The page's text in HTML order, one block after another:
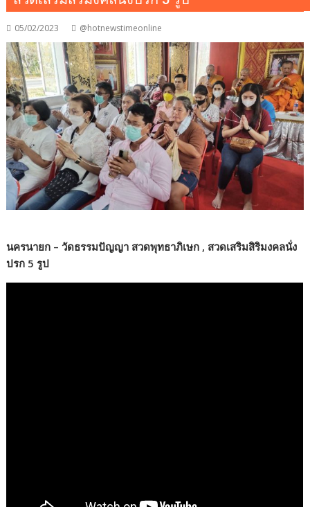
05/02/2023 @hotnewstimeonline
นครนายก – วัดธรรมปัญญา สวดพุทธาภิเษก , สวดเสริมสิริมงคลนั่ง
ปรก 5 รูป